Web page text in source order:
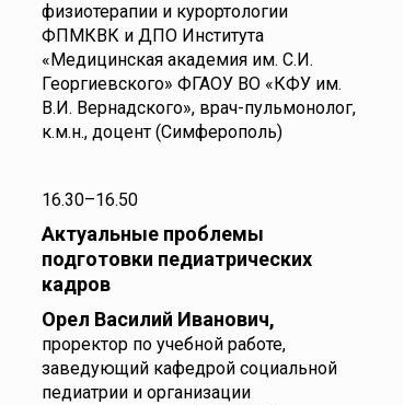
физиотерапии и курортологии
ФПМКВК и ДПО Института
«Медицинская академия им. С.И.
Георгиевского» ФГАОУ ВО «КФУ им.
В.И. Вернадского», врач-пульмонолог,
к.м.н., доцент (Симферополь)
16.30–16.50
Актуальные проблемы
подготовки педиатрических
кадров
Орел Василий Иванович,
проректор по учебной работе,
заведующий кафедрой социальной
педиатрии и организации